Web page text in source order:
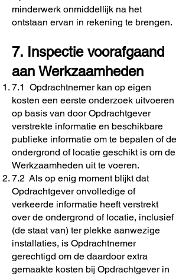
minderwerk onmiddellijk na het
ontstaan ervan in rekening te brengen.
7. Inspectie voorafgaand
aan Werkzaamheden
7.1 Opdrachtnemer kan op eigen
kosten een eerste onderzoek uitvoeren
op basis van door Opdrachtgever
verstrekte informatie en beschikbare
publieke informatie om te bepalen of de
ondergrond of locatie geschikt is om de
Werkzaamheden uit te voeren.
7.2 Als op enig moment blijkt dat
Opdrachtgever onvolledige of
verkeerde informatie heeft verstrekt
over de ondergrond of locatie, inclusief
(de staat van) ter plekke aanwezige
installaties, is Opdrachtnemer
gerechtigd om de daardoor extra
gemaakte kosten bij Opdrachtgever in